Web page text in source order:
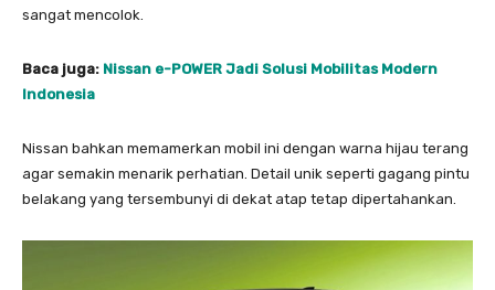
sangat mencolok.
Baca juga: Nissan e-POWER Jadi Solusi Mobilitas Modern
Indonesia
Nissan bahkan memamerkan mobil ini dengan warna hijau terang
agar semakin menarik perhatian. Detail unik seperti gagang pintu
belakang yang tersembunyi di dekat atap tetap dipertahankan.